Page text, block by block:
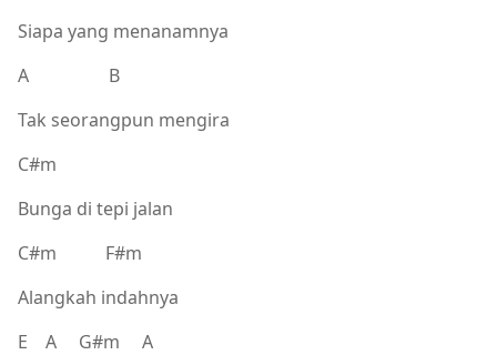
Siapa yang menanamnya
A B
Tak seorangpun mengira
C#m
Bunga di tepi jalan
C#m F#m
Alangkah indahnya
E A G#m A